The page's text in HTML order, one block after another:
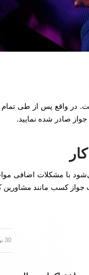
در واقع پس از طی
صادر شده نمایید.
با مشکلات اضافی
جواز کسب مانند
30 نوامبر 2025